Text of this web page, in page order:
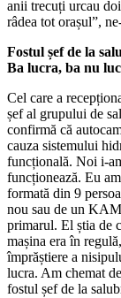
anii trecuți urcau
râdea tot orașul”,
Fostul șef de la
Ba lucra, ba nu
Cel care a
șef al grupului de
confirmă că
cauza sistemului
funcțională. Noi i-
funcționează. Eu
formată din 9
nou sau de un
primarul. El știa de
mașina era în
împrăștiere a
lucra. Am chemat
fostul șef de la